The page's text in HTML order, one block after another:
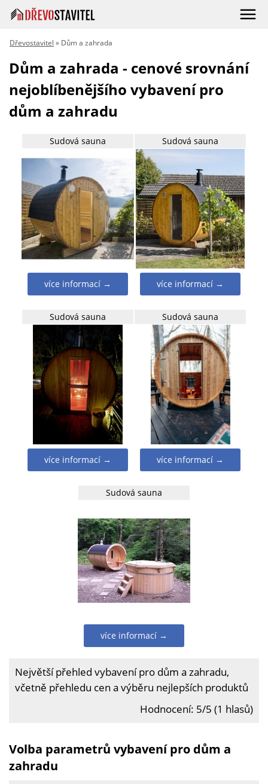
Dřevostavitel » Dům a zahrada
Dům a zahrada - cenové srovnání
nejoblíbenějšího vybavení pro
dům a zahradu
Sudová sauna
více informací →
Sudová sauna
více informací →
Sudová sauna
více informací →
Sudová sauna
více informací →
Sudová sauna
více informací →
Největší přehled vybavení pro dům a zahradu,
včetně přehledu cen a výběru nejlepších produktů
Hodnocení: 5/5 (1 hlasů)
Volba parametrů vybavení pro dům a
zahradu